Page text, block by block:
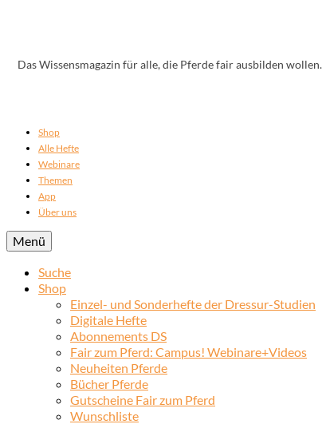
Das Wissensmagazin für alle, die Pferde fair ausbilden wollen.
Shop
Alle Hefte
Webinare
Themen
App
Über uns
Menü
Suche
Shop
Einzel- und Sonderhefte der Dressur-Studien
Digitale Hefte
Abonnements DS
Fair zum Pferd: Campus! Webinare+Videos
Neuheiten Pferde
Bücher Pferde
Gutscheine Fair zum Pferd
Wunschliste